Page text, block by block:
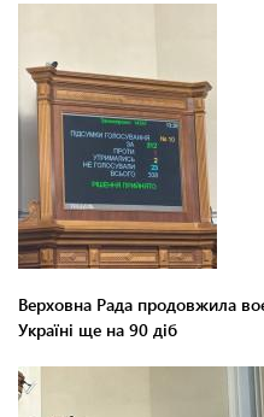
Верховна Рада продовжила
Україні ще на 90 діб